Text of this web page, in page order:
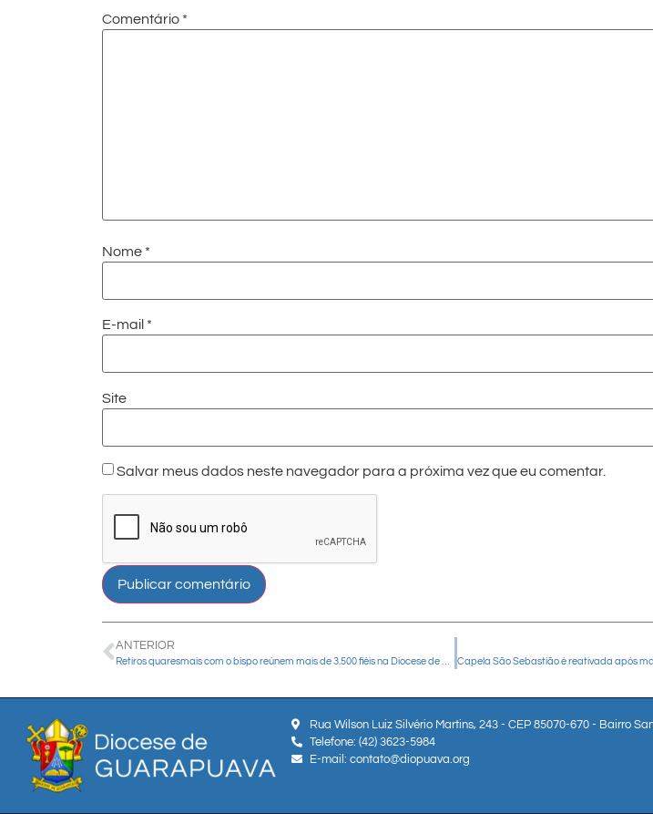
Comentário *
Nome *
E-mail *
Site
Salvar meus dados neste navegador para a próxima vez que eu comentar.
ANTERIOR
Rua Wilson Luiz Silvério Martins, 243 - CEP 85070-670 - Bairro
Telefone: (42) 3623-5984
E-mail: contato@diopuava.org